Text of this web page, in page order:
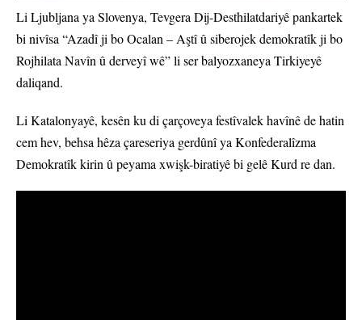
Li Ljubljana ya Slovenya, Tevgera Dij-Desthilatdariyê pankartek
bi nivîsa “Azadî ji bo Ocalan – Aştî û siberojek demokratîk ji bo
Rojhilata Navîn û derveyî wê” li ser balyozxaneya Tirkiyeyê
daliqand.
Li Katalonyayê, kesên ku di çarçoveya festîvalek havînê de hatin
cem hev, behsa hêza çareseriya gerdûnî ya Konfederalîzma
Demokratîk kirin û peyama xwişk-biratiyê bi gelê Kurd re dan.